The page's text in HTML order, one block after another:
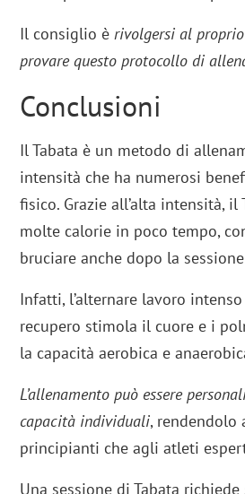
Il consiglio èrivolgersi al
provare questo protocollo di
Conclusioni
Il Tabata è un metodo di
intensità che ha numerosi
fisico. Grazie all’alta intensità,
molte calorie in poco tempo,
bruciare anche dopo la
Infatti, l’alternare lavoro
recupero stimola il cuore e i
la capacità aerobica e
L’allenamento può essere
capacità individuali, rendendolo
principianti che agli atleti
Una sessione di Tabata